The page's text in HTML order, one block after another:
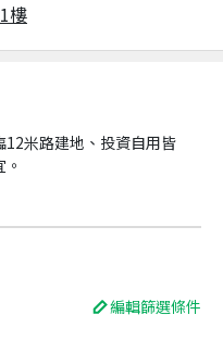
樓
12米路建地、投資自用皆
。
編輯篩選條件